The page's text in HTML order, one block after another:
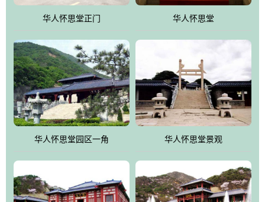
境的绘画中的河流、山川、彩云、明月，意喻着往生者与长城同
伴，与祖宗同眠，他（她）们的思想与品德与山河同在，与日月同
辉。
怀思堂作为豪华室内骨灰存放处，将干支纪年、五行相生相克、天
人合一、太极八卦、生辰八字及生肖等有机结合到历史文化中。一
厅七千个福位分十二小区，按十二地支命名。客户选位，可依据生
肖、八字、时辰亦可参考地理方位、职业、兴趣爱好等等。堂中是
地宫陵寝式的，入口楹联选材于著名田园诗人陶渊明"亲戚或余悲，
他人亦已歌，死后何所道，托体同山阿"中的后两句。反应了回归大
雀，后玄武"的四大吉祥物铜雕挂件。
华人怀思堂正门 华人怀思堂
华人怀思堂园区一角 华人怀思堂景观